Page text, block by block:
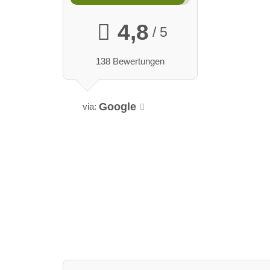
4,8 / 5
138 Bewertungen
via: Google